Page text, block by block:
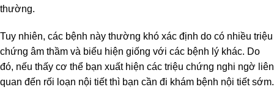
thường.
Tuy nhiên, các bệnh này thường khó xác định do có nhiều triệu
chứng âm thầm và biểu hiện giống với các bệnh lý khác. Do
đó, nếu thấy cơ thể bạn xuất hiện các triệu chứng nghi ngờ liên
quan đến rối loạn nội tiết thì bạn cần đi khám bệnh nội tiết sớm.